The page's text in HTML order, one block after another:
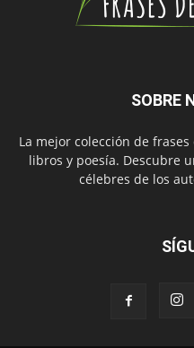
SOBRE
La mejor colección de
libros y poesía. Descubre
célebres de los